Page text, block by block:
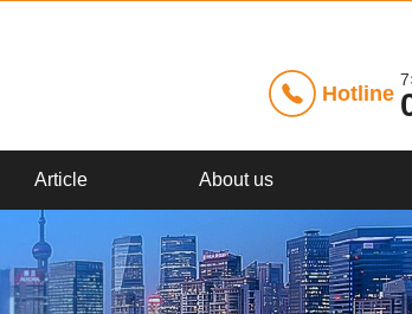
Hotline
Article About us